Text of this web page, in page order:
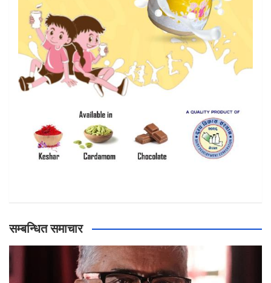
सम्बन्धित समाचार